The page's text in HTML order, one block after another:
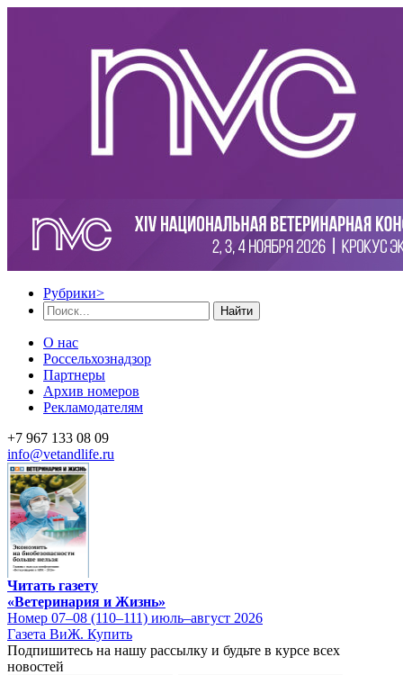
Рубрики>
Найти
О нас
Россельхознадзор
Партнеры
Архив номеров
Рекламодателям
+7 967 133 08 09
info@vetandlife.ru
Читать газету
«Ветеринария и Жизнь»
Номер 07–08 (110–111) июль–август 2026
Газета ВиЖ. Купить
Подпишитесь на нашу рассылку и будьте в курсе всех
новостей